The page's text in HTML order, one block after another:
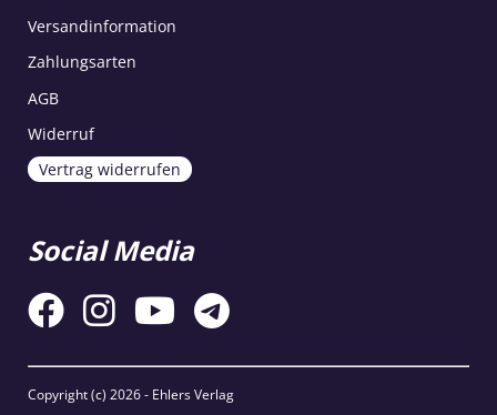
Versandinformation
Zahlungsarten
AGB
Widerruf
Vertrag widerrufen
Social Media
Copyright (c) 2026 - Ehlers Verlag